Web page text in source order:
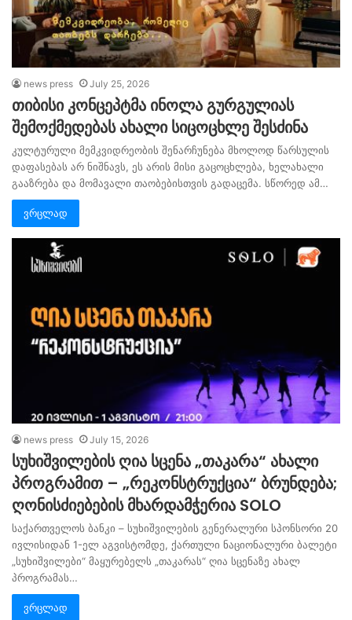
news press July 25, 2026
თიბისი კონცეპტმა ინოლა გურგულიას
შემოქმედებას ახალი სიცოცხლე შესძინა
კულტურული მემკვიდრეობის შენარჩუნება მხოლოდ წარსულის
დაფასებას არ ნიშნავს, ეს არის მისი გაცოცხლება, ხელახალი
გააზრება და მომავალი თაობებისთვის გადაცემა. სწორედ ამ…
ვრცლად
news press July 15, 2026
სუხიშვილების ღია სცენა „თაკარა“ ახალი
პროგრამით – „რეკონსტრუქცია“ ბრუნდება;
ღონისძიებების მხარდამჭერია SOLO
საქართველოს ბანკი – სუხიშვილების გენერალური სპონსორი 20
ივლისიდან 1-ელ აგვისტომდე, ქართული ნაციონალური ბალეტი
„სუხიშვილები“ მაყურებელს „თაკარას“ ღია სცენაზე ახალ
პროგრამას…
ვრცლად